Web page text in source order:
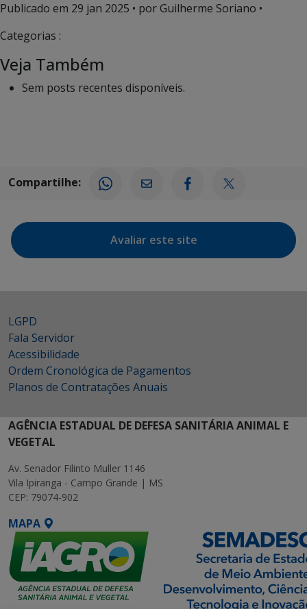
Publicado em 29 jan 2025 • por Guilherme Soriano •
Categorias :
Veja Também
Sem posts recentes disponíveis.
Compartilhe:
Avaliar este site
LGPD
Fala Servidor
Acessibilidade
Ordem Cronológica de Pagamentos
Planos de Contratações Anuais
AGÊNCIA ESTADUAL DE DEFESA SANITÁRIA ANIMAL E
VEGETAL
Av. Senador Filinto Muller 1146
Vila Ipiranga - Campo Grande | MS
CEP: 79074-902
MAPA